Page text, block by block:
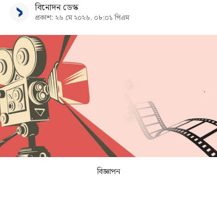
বিভাগ
আর্কাইভ
কনভার্টার
বিনোদন ডেস্ক
প্রকাশ: ২৬ মে ২০২৬, ০৮:০১ পিএম
বিজ্ঞাপন